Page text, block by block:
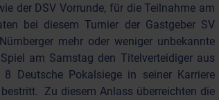
der DSV Vorrunde, für die Teilnahme am
bei diesem Turnier der Gastgeber SV
mehr oder weniger unbekannte
am Samstag den Titelverteidiger aus
Deutsche Pokalsiege in seiner Karriere
Zu diesem Anlass überreichten die